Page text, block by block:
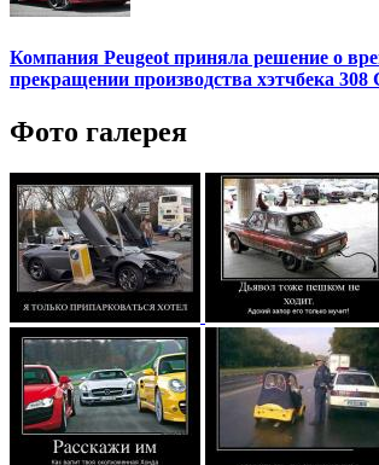
Компания Peugeot приняла решение о
прекращении производства хэтчбека 308
Фото галерея